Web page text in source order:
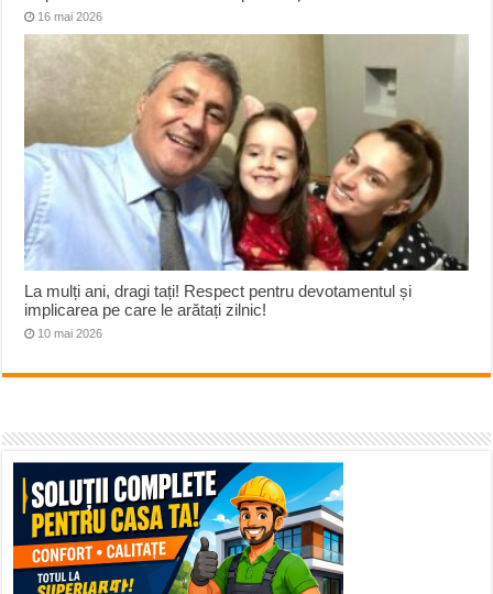
16 mai 2026
La mulți ani, dragi tați! Respect pentru devotamentul și
implicarea pe care le arătați zilnic!
10 mai 2026